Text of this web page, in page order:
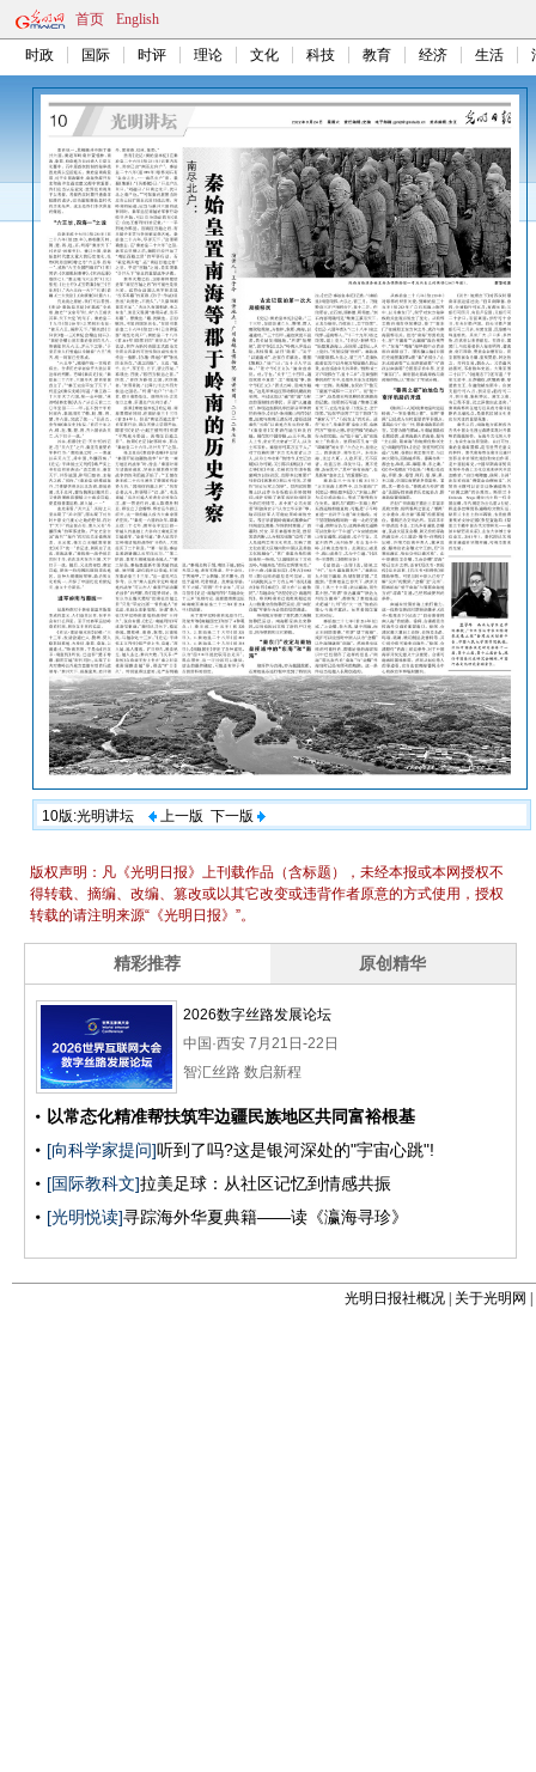
首页 English
时政 国际 时评 理论 文化 科技 教育 经济 生活
10版:光明讲坛 上一版 下一版
光明日报社概况 关于光明网